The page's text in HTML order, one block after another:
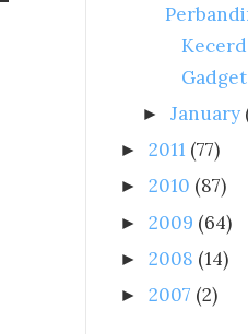
►January
► 2011 (77)
► 2010 (87)
► 2009 (64)
► 2008 (14)
► 2007 (2)